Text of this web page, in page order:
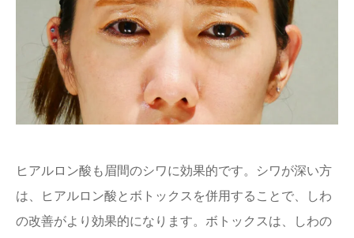
ヒアルロン酸も眉間のシワに効果的です。シワが深い方
は、ヒアルロン酸とボトックスを併用することで、しわ
の改善がより効果的になります。ボトックスは、しわの